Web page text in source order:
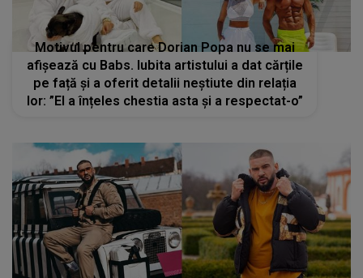
Motivul pentru care Dorian Popa nu se mai
afișează cu Babs. Iubita artistului a dat cărțile
pe față și a oferit detalii neștiute din relația
lor: ”El a înțeles chestia asta și a respectat-o”